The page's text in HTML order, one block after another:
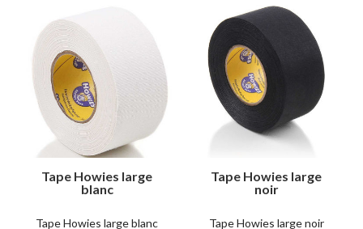
Tape Howies large
blanc
Tape Howies large blanc
Tape Howies large
noir
Tape Howies large noir